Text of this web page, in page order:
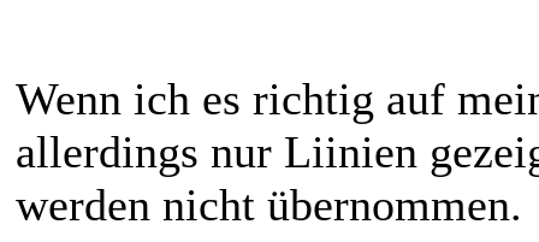
Wenn ich es richtig auf
allerdings nur Liinien
werden nicht übernommen.